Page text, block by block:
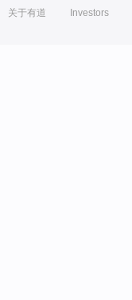
关于有道 Investors